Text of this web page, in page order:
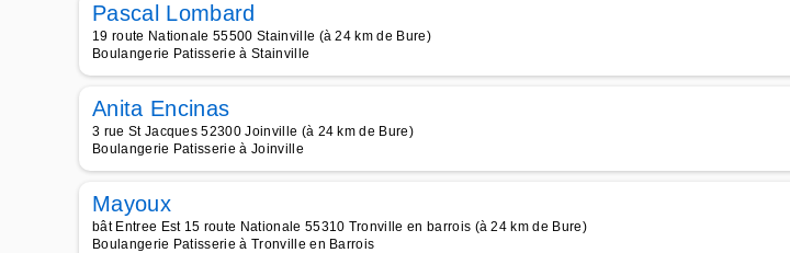
Pascal Lombard
19 route Nationale 55500 Stainville (à 24 km de Bure)
Boulangerie Patisserie à Stainville
Anita Encinas
3 rue St Jacques 52300 Joinville (à 24 km de Bure)
Boulangerie Patisserie à Joinville
Mayoux
bât Entree Est 15 route Nationale 55310 Tronville en barrois (à 24 km de Bure)
Boulangerie Patisserie à Tronville en Barrois